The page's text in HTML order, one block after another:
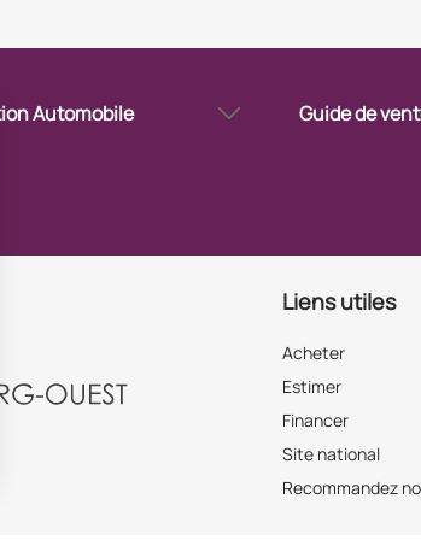
Automobile Guide de
Liens utiles
Acheter
Estimer
Financer
Site national
Recommandez